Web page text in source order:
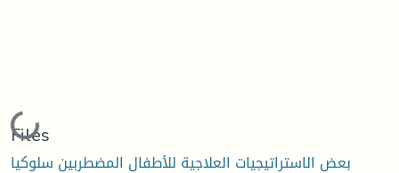
Loading...
Files
بعض الاستراتيجيات العلاجية للأطفال المضطربين سلوكيا